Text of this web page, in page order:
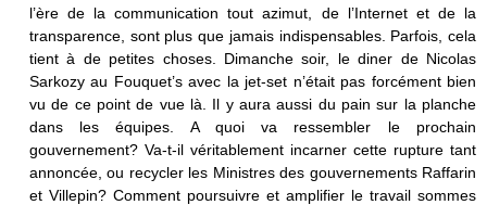
l’ère de la communication tout azimut, de l’Internet et de la
transparence, sont plus que jamais indispensables. Parfois, cela
tient à de petites choses.
Dimanche soir, le diner de Nicolas
Sarkozy au Fouquet’s avec la jet-set n’était pas forcément bien
vu de ce point de vue là. Il y aura aussi du pain sur la planche
dans les équipes. A quoi va ressembler le prochain
gouvernement? Va-t-il véritablement incarner cette rupture tant
annoncée, ou recycler les Ministres des gouvernements Raffarin
et Villepin? Comment poursuivre et amplifier le travail sommes